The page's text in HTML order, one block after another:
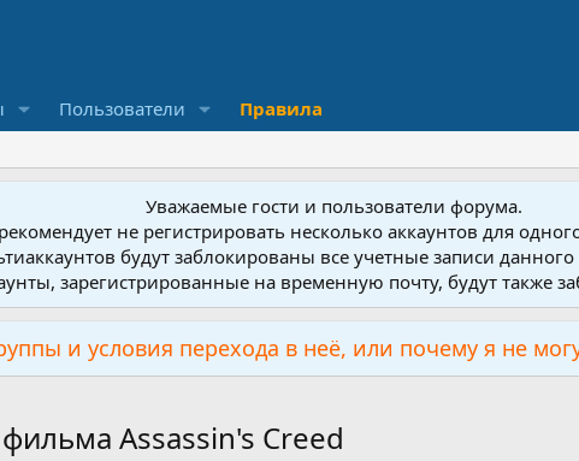
Пользователи Правила
Уважаемые гости и пользователи форума.
не регистрировать несколько аккаунтов для
будут заблокированы все учетные записи данного
зарегистрированные на временную почту, будут также
и условия перехода в неё, или почему я не
Assassin's Creed